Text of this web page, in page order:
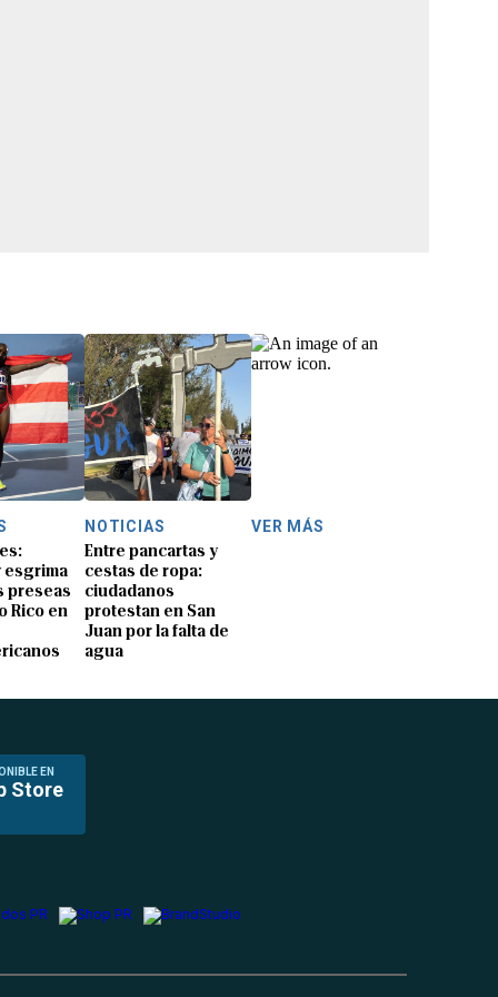
esgrima
preseas
Rico en
NOTICIAS
Entre pancartas y
cestas de ropa:
ciudadanos
protestan en San
Juan por la falta de
agua
VER MÁS
EN
Store